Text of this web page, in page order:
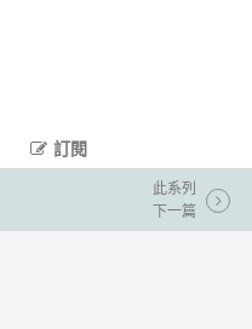
訂閱
此系列
下一篇